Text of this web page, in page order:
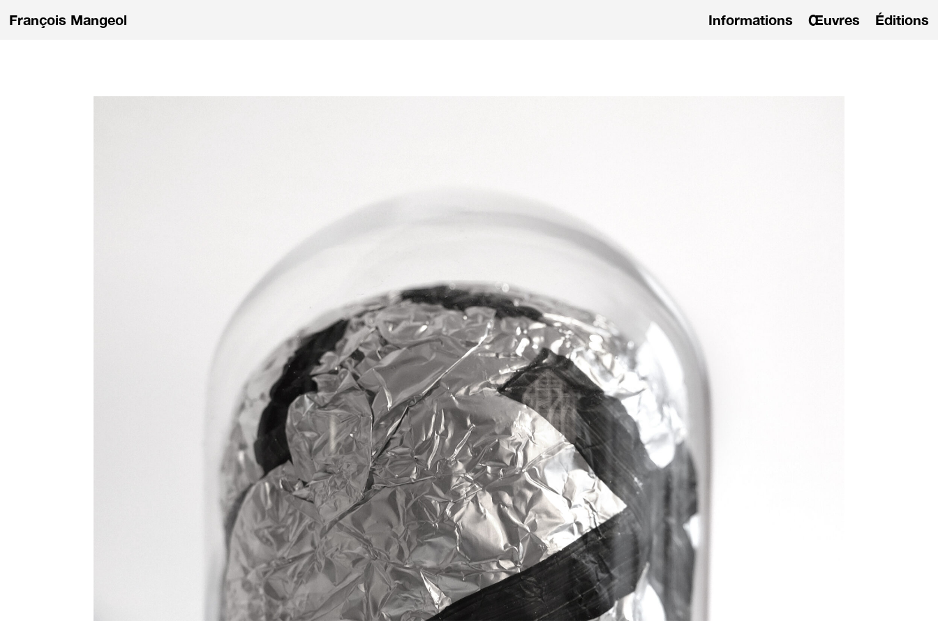
François Mangeol Informations Œuvres Éditions